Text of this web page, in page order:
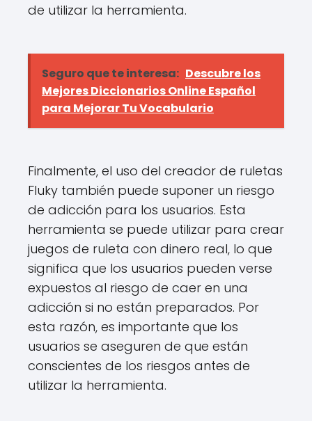
de utilizar la herramienta.
Seguro que te interesa: Descubre los
Mejores Diccionarios Online Español
para Mejorar Tu Vocabulario
Finalmente, el uso del creador de ruletas
Fluky también puede suponer un riesgo
de adicción para los usuarios. Esta
herramienta se puede utilizar para crear
juegos de ruleta con dinero real, lo que
significa que los usuarios pueden verse
expuestos al riesgo de caer en una
adicción si no están preparados. Por
esta razón, es importante que los
usuarios se aseguren de que están
conscientes de los riesgos antes de
utilizar la herramienta.